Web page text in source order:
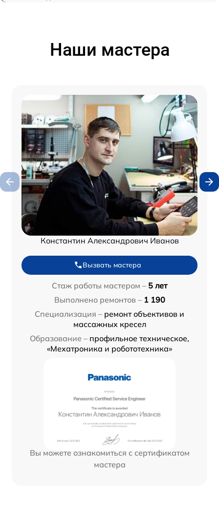
Наши мастера
Константин Александрович Иванов
Вызвать мастера
Стаж работы мастером – 5 лет
Выполнено ремонтов – 1 190
Специализация – ремонт объективов и
массажных кресел
Образование – профильное техническое,
«Мехатроника и робототехника»
Вы можете ознакомиться с сертификатом
мастера